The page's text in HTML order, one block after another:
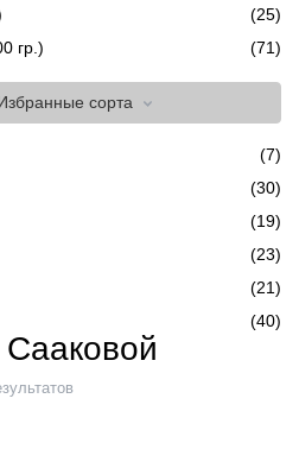
(25)
гр.)
(71)
сорта
(7)
(30)
(19)
(23)
(21)
(40)